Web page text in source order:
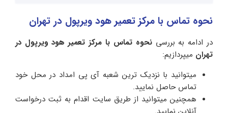
نحوه تماس با مرکز تعمیر هود ویرپول در تهران
در ادامه به بررسینحوه تماس با مرکز تعمیر هود ویرپول در
تهران میپردازیم:
میتوانید با نزدیک ترین شعبه آی پی امداد در محل خود
تماس حاصل نمایید.
همچنین میتوانید از طریق سایت اقدام به ثبت درخواست